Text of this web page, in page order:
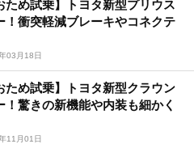
ため試乗】トヨタ新型プリウス
！衝突軽減ブレーキやコネクテ
03月18日
ため試乗】トヨタ新型クラウン
！驚きの新機能や内装も細かく
11月01日